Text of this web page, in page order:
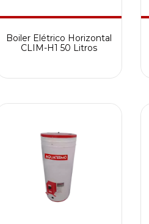
Boiler Elétrico Horizontal
CLIM-H1 50 Litros